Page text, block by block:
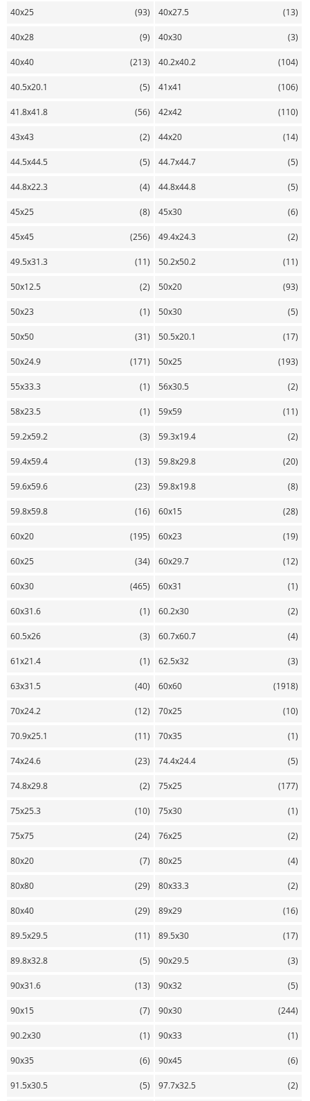
40х25 (93) 40х27.5 (13)
40х28 (9) 40х30 (3)
40х40 (213) 40.2х40.2 (104)
40.5х20.1 (5) 41х41 (106)
41.8х41.8 (56) 42х42 (110)
43х43 (2) 44х20 (14)
44.5х44.5 (5) 44.7х44.7 (5)
44.8х22.3 (4) 44.8х44.8 (5)
45х25 (8) 45х30 (6)
45х45 (256) 49.4х24.3 (2)
49.5х31.3 (11) 50.2х50.2 (11)
50х12.5 (2) 50х20 (93)
50х23 (1) 50х30 (5)
50х50 (31) 50.5х20.1 (17)
50х24.9 (171) 50х25 (193)
55х33.3 (1) 56х30.5 (2)
58х23.5 (1) 59х59 (11)
59.2х59.2 (3) 59.3х19.4 (2)
59.4х59.4 (13) 59.8х29.8 (20)
59.6х59.6 (23) 59.8х19.8 (8)
59.8х59.8 (16) 60х15 (28)
60х20 (195) 60х23 (19)
60х25 (34) 60х29.7 (12)
60х30 (465) 60х31 (1)
60х31.6 (1) 60.2х30 (2)
60.5х26 (3) 60.7х60.7 (4)
61х21.4 (1) 62.5х32 (3)
63х31.5 (40) 60х60 (1918)
70х24.2 (12) 70х25 (10)
70.9х25.1 (11) 70х35 (1)
74х24.6 (23) 74.4х24.4 (5)
74.8х29.8 (2) 75х25 (177)
75х25.3 (10) 75х30 (1)
75х75 (24) 76х25 (2)
80х20 (7) 80х25 (4)
80х80 (29) 80х33.3 (2)
80х40 (29) 89х29 (16)
89.5х29.5 (11) 89.5х30 (17)
89.8х32.8 (5) 90х29.5 (3)
90х31.6 (13) 90х32 (5)
90х15 (7) 90х30 (244)
90.2х30 (1) 90х33 (1)
90х35 (6) 90х45 (6)
91.5х30.5 (5) 97.7х32.5 (2)